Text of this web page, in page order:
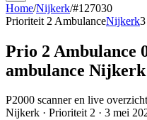
Home/Nijkerk/#127030
Prioriteit 2 AmbulanceNijkerk
Prio 2 Ambulance
ambulance
P2000 scanner en live
Nijkerk · Prioriteit 2 · 3 mei